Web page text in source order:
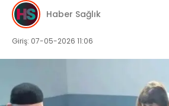
Haber Sağlık
Giriş: 07-05-2026 11:06